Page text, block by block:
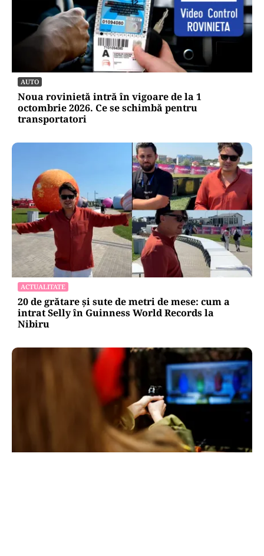
AUTO
Noua rovinietă intră în vigoare de la 1
octombrie 2026. Ce se schimbă pentru
transportatori
ACTUALITATE
20 de grătare și sute de metri de mese: cum a
intrat Selly în Guinness World Records la
Nibiru